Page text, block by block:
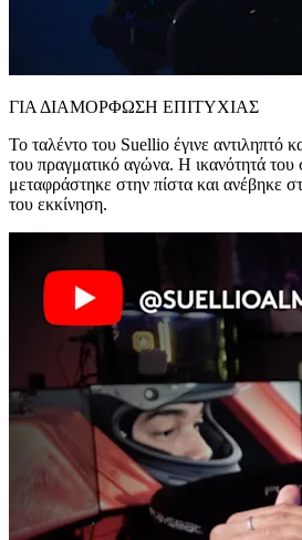
ΓΙΑ ΔΙΑΜΟΡΦΩΣΗ ΕΠΙΤΥΧΙΑΣ
Το ταλέντο του Suellio έγινε αντιληπτό
του πραγματικό αγώνα. Η ικανότητά
μεταφράστηκε στην πίστα και ανέβηκε
του εκκίνηση.